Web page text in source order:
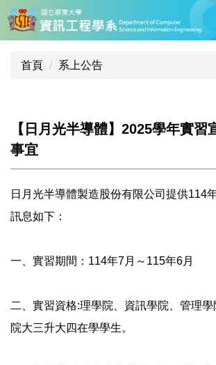
跳
到
主
首頁 系上公告
【日月光半導體】2025學年實習
事宜
日月光半導體製造股份有限公司提供114
訊息如下：
一、實習期間：114年7月～115年6月
二、實習資格:理學院、資訊學院、管理
院大三升大四在學學生。